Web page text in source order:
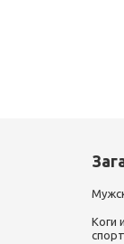
Коги